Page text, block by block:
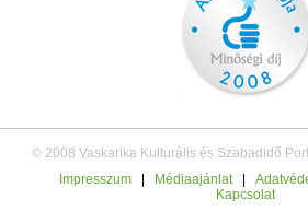
© 2008 Vaskarika Kulturális és Szabadidő
Impresszum
Médiaajánlat
Kapcsolat